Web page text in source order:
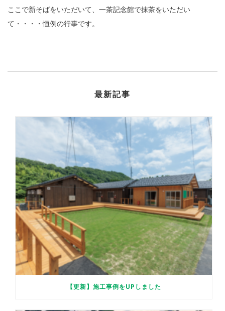
ここで新そばをいただいて、一茶記念館で抹茶をいただい
て・・・・恒例の行事です。
最新記事
【更新】施工事例をUPしました